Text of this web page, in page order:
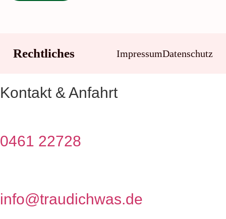
Rechtliches ImpressumDatenschutz
Kontakt & Anfahrt
0461 22728
info@traudichwas.de